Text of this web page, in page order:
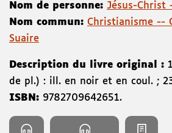
Nom de personne: Jésus-Christ
Nom commun: Christianisme --
Suaire
Description du livre original :
de pl.) : ill. en noir et en coul. ;
ISBN: 9782709642651.